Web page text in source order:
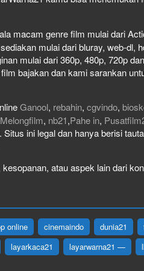
macam genre film mulai dari
mulai dari bluray, web-dl,
mulai dari 360p, 480p, 720p
bajakan dan kami sarankan
Ganool, rebahin, cgvindo,
Melongfilm, nb21,Pahe in,
Situs ini legal dan hanya berisi
atau aspek lain dari
online cinemaindo dunia21
layarkaca21 layarwarna21 —